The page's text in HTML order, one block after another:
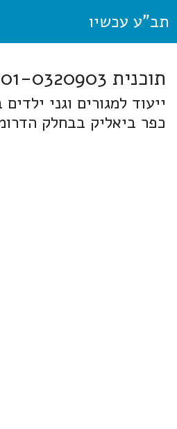
תב"ע עכשיו
תוכנית 301-0320903 זבולון
כפר ביאליק בבחלק